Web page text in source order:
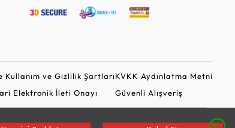
Kullanım ve Gizlilik Şartları
Elektronik İleti Onayı
KVKK Aydınlatma Metni
Güvenli Alışveriş